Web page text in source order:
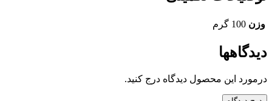
وزن 100 گرم
دیدگاهها
درمورد این محصول دیدگاه درج کنید.